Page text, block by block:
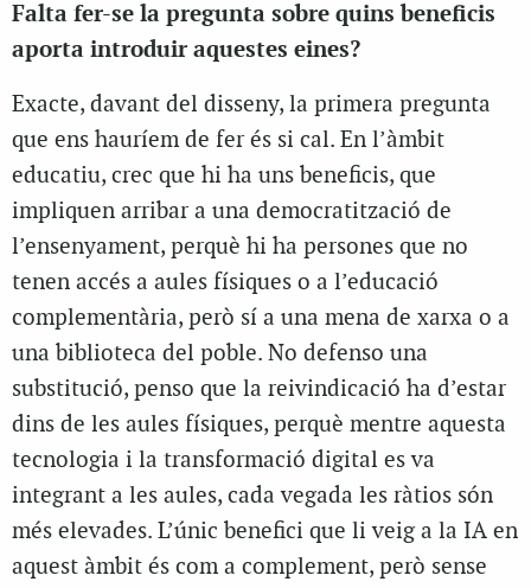
Falta fer-se la pregunta sobre quins beneficis
aporta introduir aquestes eines?
Exacte, davant del disseny, la primera pregunta
que ens hauríem de fer és si cal. En l’àmbit
educatiu, crec que hi ha uns beneficis, que
impliquen arribar a una democratització de
l’ensenyament, perquè hi ha persones que no
tenen accés a aules físiques o a l’educació
complementària, però sí a una mena de xarxa o a
una biblioteca del poble. No defenso una
substitució, penso que la reivindicació ha d’estar
dins de les aules físiques, perquè mentre aquesta
tecnologia i la transformació digital es va
integrant a les aules, cada vegada les ràtios són
més elevades. L’únic benefici que li veig a la IA en
aquest àmbit és com a complement, però sense